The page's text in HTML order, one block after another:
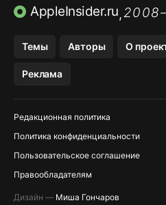
ПРИЛОЖЕНИЯ БЕЗ APP STORE
AppleInsider.ru,
Темы Авторы О
Реклама
Редакционная политика
Политика конфиденциальности
Пользовательское соглашение
Правообладателям
Дизайн — Миша Гончаров